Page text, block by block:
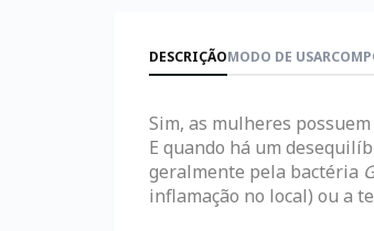
DESCRIÇÃOMODO DE USAR
Sim, as mulheres
E quando há um
geralmente pela bactéria
inflamação no local) ou a